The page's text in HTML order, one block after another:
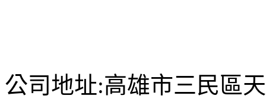
公司地址:高雄市三民區